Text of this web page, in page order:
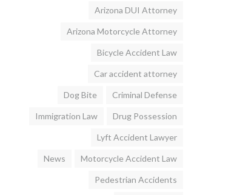
Arizona DUI Attorney
Arizona Motorcycle Attorney
Bicycle Accident Law
Car accident attorney
Criminal Defense
Dog Bite
Drug Possession
Immigration Law
Lyft Accident Lawyer
Motorcycle Accident Law
News
Pedestrian Accidents